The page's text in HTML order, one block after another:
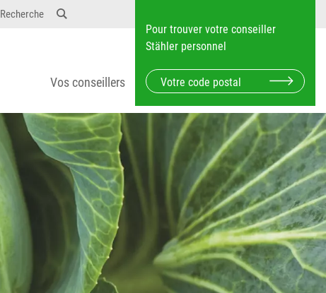
Recherche
Pour trouver votre conseiller
Stähler personnel
Vos conseillers